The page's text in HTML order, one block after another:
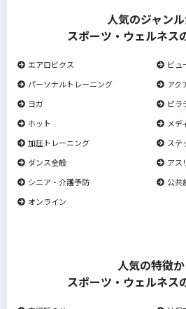
人気のジャン
スポーツ・ウェルネス
エアロビクス
ビュ
パーソナルトレーニング
アク
ヨガ
ピラ
ホット
メデ
加圧トレーニング
ステ
ダンス全般
アス
シニア・介護予防
公共
オンライン
人気の特徴
スポーツ・ウェルネス